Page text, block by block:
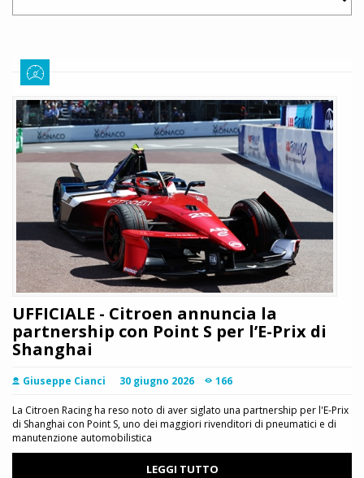
UFFICIALE - Citroen annuncia la
partnership con Point S per l’E-Prix di
Shanghai
Giuseppe Cianci 30 giugno 2026 166
La Citroen Racing ha reso noto di aver siglato una partnership per l'E-Prix
di Shanghai con Point S, uno dei maggiori rivenditori di pneumatici e di
manutenzione automobilistica
LEGGI TUTTO